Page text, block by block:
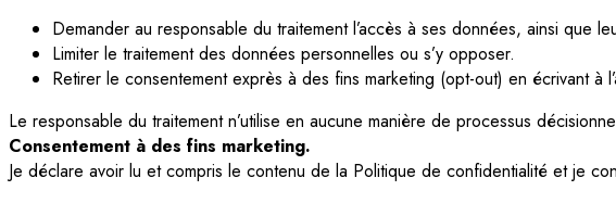
Demander au responsable du traitement l’accès à ses données, ainsi que
Limiter le traitement des données personnelles ou s’y opposer.
Retirer le consentement exprès à des fins marketing (opt-out) en écrivant à
Le responsable du traitement n’utilise en aucune manière de processus
Consentement à des fins marketing.
Je déclare avoir lu et compris le contenu de la Politique de confidentialité et je